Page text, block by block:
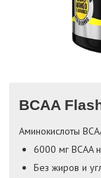
BCAA
Аминокислоты
6000 мг BCAA
Без жиров и